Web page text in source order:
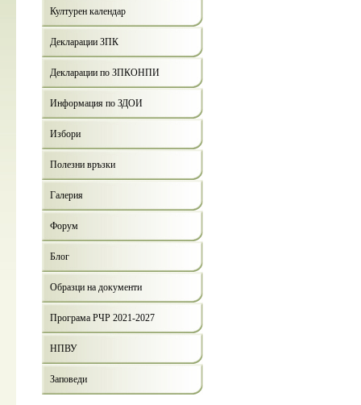
Културен календар
Декларации ЗПК
Декларации по ЗПКОНПИ
Информация по ЗДОИ
Избори
Полезни връзки
Галерия
Форум
Блог
Образци на документи
Програма РЧР 2021-2027
НПВУ
Заповеди